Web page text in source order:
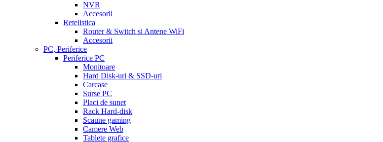
NVR
Accesorii
Retelistica
Router & Switch si Antene WiFi
Accesorii
PC, Periferice
Periferice PC
Monitoare
Hard Disk-uri & SSD-uri
Carcase
Surse PC
Placi de sunet
Rack Hard-disk
Scaune gaming
Camere Web
Tablete grafice